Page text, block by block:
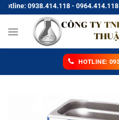
Chuyển
đến
nội
0938.414.118 - 0964.414.118
HOTLINE: